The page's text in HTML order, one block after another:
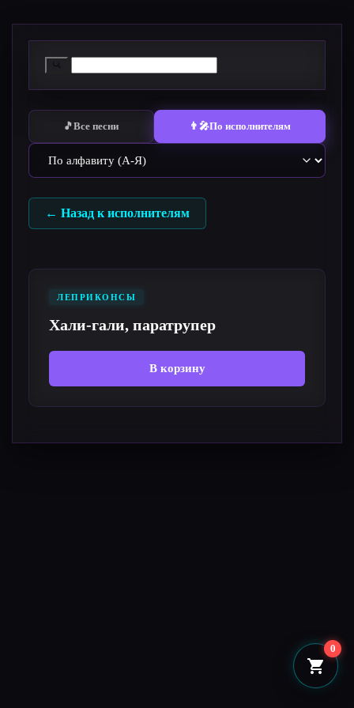
🎵Все песни 👨‍🎤По исполнителям
← Назад к исполнителям
ЛЕПРИКОНСЫ
Хали-гали, паратрупер
В корзину
0